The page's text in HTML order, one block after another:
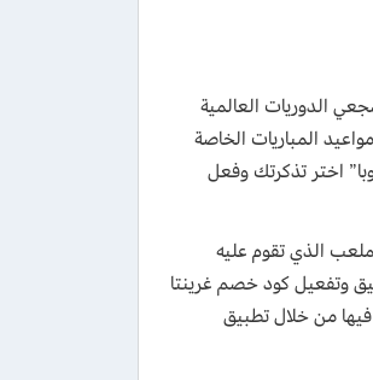
ومشجعي الدوريات العالمية
المباريات الخاصة
اختر تذكرتك وفعل
الذي تقوم عليه
وتفعيل كود خصم غرينتا
فيها من خلال تطبيق